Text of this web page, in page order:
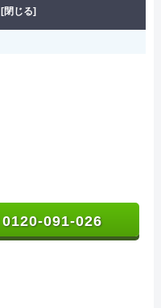
[閉じる]
0120-091-026